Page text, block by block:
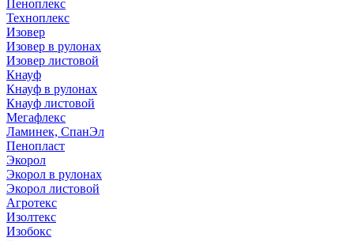
Пеноплекс
Техноплекс
Изовер
Изовер в рулонах
Изовер листовой
Кнауф
Кнауф в рулонах
Кнауф листовой
Мегафлекс
Ламинек, СпанЭл
Пенопласт
Экорол
Экорол в рулонах
Экорол листовой
Агротекс
Изолтекс
Изобокс